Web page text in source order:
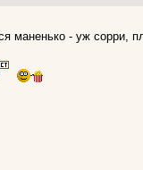
маненько - уж сорри,